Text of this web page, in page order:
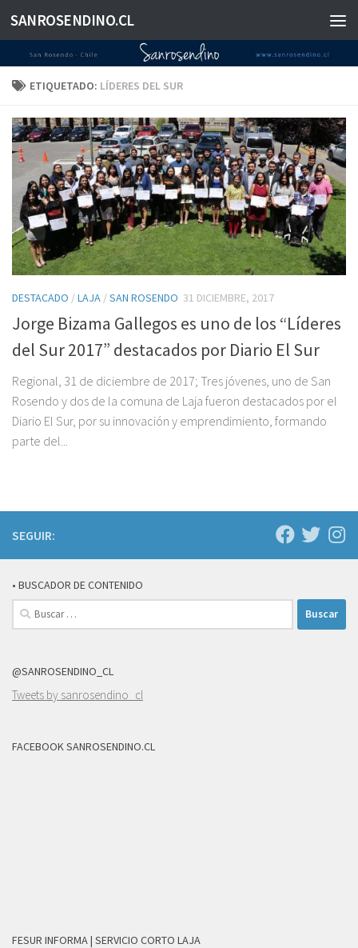
Saltar al contenido
SANROSENDINO.CL
ETIQUETADO: LÍDERES DEL SUR
DESTACADO /LAJA /SAN ROSENDO 31 DICIEMBRE, 2017
Jorge Bizama Gallegos es uno de los “Líderes
del Sur 2017” destacados por Diario El Sur
Regional, 31 de diciembre de 2017; Tres jóvenes, uno de San
Rosendo y dos de la comuna de Laja fueron destacados por el
Diario El Sur, por su innovación y emprendimiento, formando
parte del...
SEGUIR:
• BUSCADOR DE CONTENIDO
Buscar:
@SANROSENDINO_CL
Tweets by sanrosendino_cl
FACEBOOK SANROSENDINO.CL
FESUR INFORMA | SERVICIO CORTO LAJA